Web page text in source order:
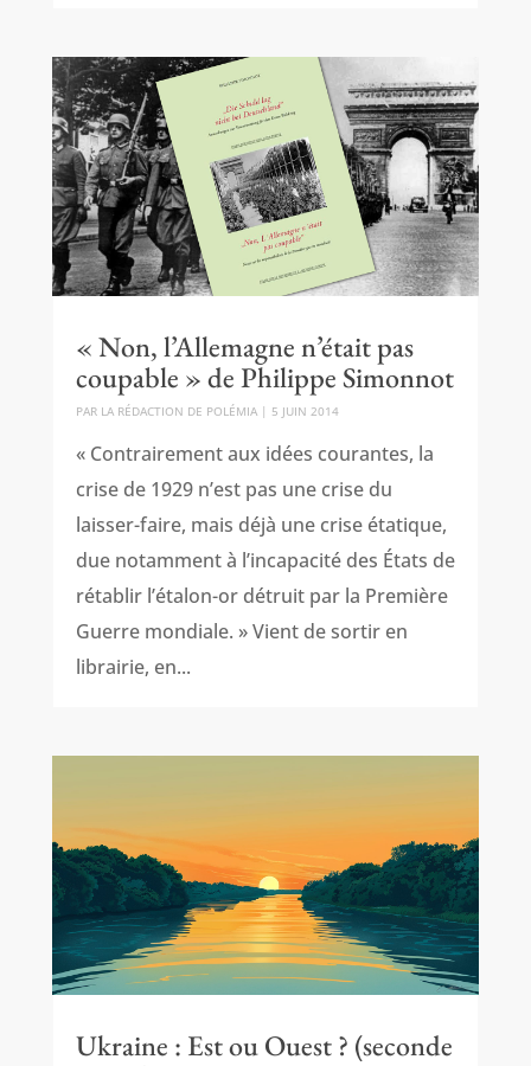
« Non, l’Allemagne n’était pas
coupable » de Philippe Simonnot
PAR LA RÉDACTION DE POLÉMIA| 5 JUIN 2014
« Contrairement aux idées courantes, la
crise de 1929 n’est pas une crise du
laisser-faire, mais déjà une crise étatique,
due notamment à l’incapacité des États de
rétablir l’étalon-or détruit par la Première
Guerre mondiale. » Vient de sortir en
librairie, en...
Ukraine : Est ou Ouest ? (seconde